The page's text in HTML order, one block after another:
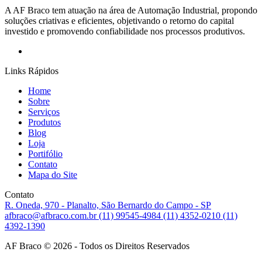
A AF Braco tem atuação na área de Automação Industrial, propondo
soluções criativas e eficientes, objetivando o retorno do capital
investido e promovendo confiabilidade nos processos produtivos.
Links Rápidos
Home
Sobre
Serviços
Produtos
Blog
Loja
Portifólio
Contato
Mapa do Site
Contato
R. Oneda, 970 - Planalto, São Bernardo do Campo - SP
afbraco@afbraco.com.br(11) 99545-4984 (11) 4352-0210 (11)
4392-1390
AF Braco © 2026 - Todos os Direitos Reservados